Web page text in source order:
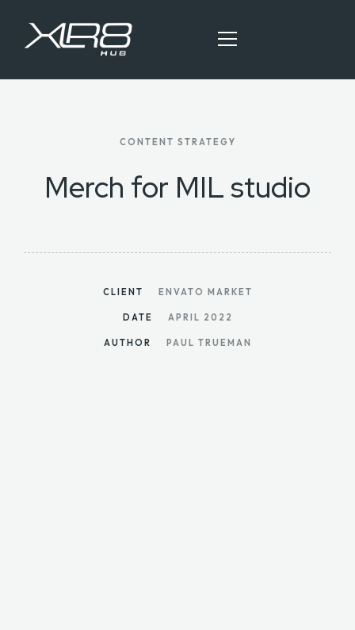
HOME
CONTENT STRATEGY
Merch for MIL studio
CLIENT ENVATO MARKET
DATE APRIL 2022
AUTHOR PAUL TRUEMAN